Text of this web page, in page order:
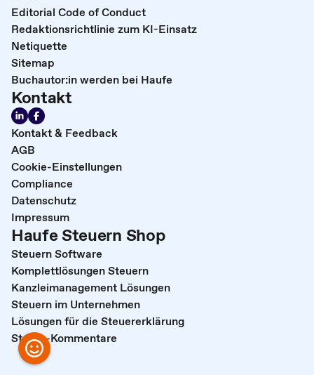
Editorial Code of Conduct
Redaktionsrichtlinie zum KI-Einsatz
Netiquette
Sitemap
Buchautor:in werden bei Haufe
Kontakt
Kontakt & Feedback
AGB
Cookie-Einstellungen
Compliance
Datenschutz
Impressum
Haufe Steuern Shop
Steuern Software
Komplettlösungen Steuern
Kanzleimanagement Lösungen
Steuern im Unternehmen
Lösungen für die Steuererklärung
Steuer-Kommentare